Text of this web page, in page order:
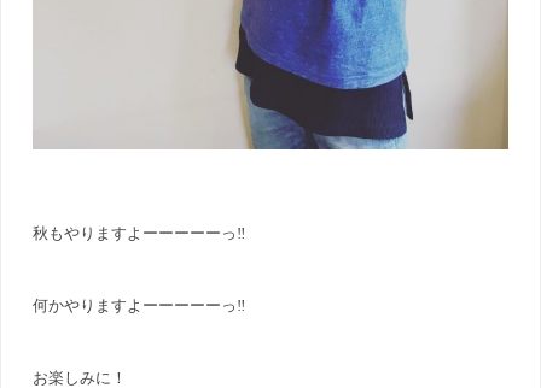
秋もやりますよーーーーーっ‼︎
何かやりますよーーーーーっ‼︎
お楽しみに！